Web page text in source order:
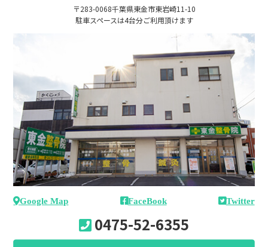
〒283-0068千葉県東金市東岩崎11-10
駐車スペースは4台分ご利用頂けます
Google Map FaceBook Twitter
0475-52-6355